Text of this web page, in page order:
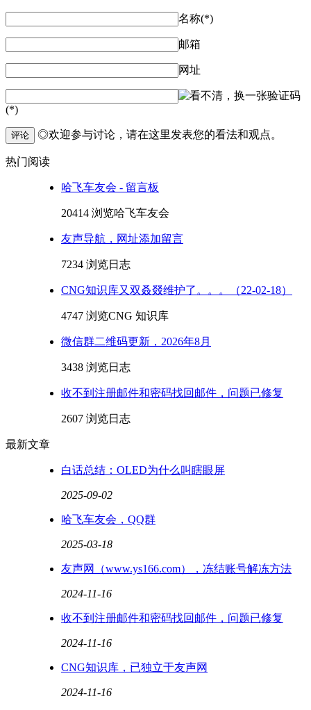
名称(*)
邮箱
网址
验证码
(*)
评论 ◎欢迎参与讨论，请在这里发表您的看法和观点。
热门阅读
哈飞车友会 - 留言板
20414 浏览哈飞车友会
友声导航，网址添加留言
7234 浏览日志
CNG知识库又双叒叕维护了。。。（22-02-18）
4747 浏览CNG 知识库
微信群二维码更新，2026年8月
3438 浏览日志
收不到注册邮件和密码找回邮件，问题已修复
2607 浏览日志
最新文章
白话总结：OLED为什么叫瞎眼屏
2025-09-02
哈飞车友会，QQ群
2025-03-18
友声网（www.ys166.com），冻结账号解冻方法
2024-11-16
收不到注册邮件和密码找回邮件，问题已修复
2024-11-16
CNG知识库，已独立于友声网
2024-11-16